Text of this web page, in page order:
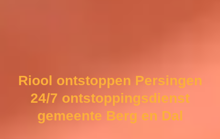
Riool ontstoppen Persingen
24/7 ontstoppingsdienst
gemeente Berg en Dal